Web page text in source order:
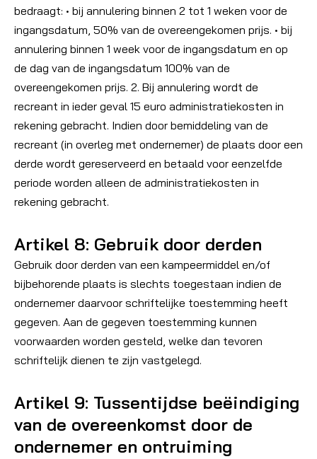
bedraagt: • bij annulering binnen 2 tot 1 weken voor de
ingangsdatum, 50% van de overeengekomen prijs. • bij
annulering binnen 1 week voor de ingangsdatum en op
de dag van de ingangsdatum 100% van de
overeengekomen prijs. 2. Bij annulering wordt de
recreant in ieder geval 15 euro administratiekosten in
rekening gebracht. Indien door bemiddeling van de
recreant (in overleg met ondernemer) de plaats door een
derde wordt gereserveerd en betaald voor eenzelfde
periode worden alleen de administratiekosten in
rekening gebracht.
Artikel 8: Gebruik door derden
Gebruik door derden van een kampeermiddel en/of
bijbehorende plaats is slechts toegestaan indien de
ondernemer daarvoor schriftelijke toestemming heeft
gegeven. Aan de gegeven toestemming kunnen
voorwaarden worden gesteld, welke dan tevoren
schriftelijk dienen te zijn vastgelegd.
Artikel 9: Tussentijdse beëindiging
van de overeenkomst door de
ondernemer en ontruiming